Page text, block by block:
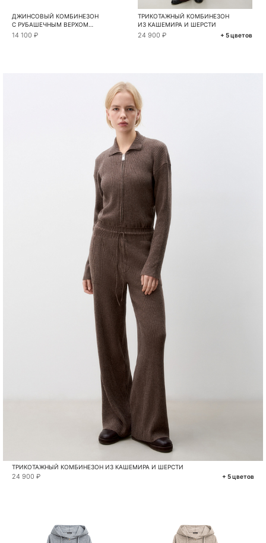
ДЖИНСОВЫЙ КОМБИНЕЗОН
С РУБАШЕЧНЫМ ВЕРХОМ
И ШОРТАМИ
14 100 ₽
ТРИКОТАЖНЫЙ КОМБИНЕЗОН
ИЗ КАШЕМИРА И ШЕРСТИ
24 900 ₽ + 5 цветов
ТРИКОТАЖНЫЙ КОМБИНЕЗОН ИЗ КАШЕМИРА И ШЕРСТИ
24 900 ₽ + 5 цветов